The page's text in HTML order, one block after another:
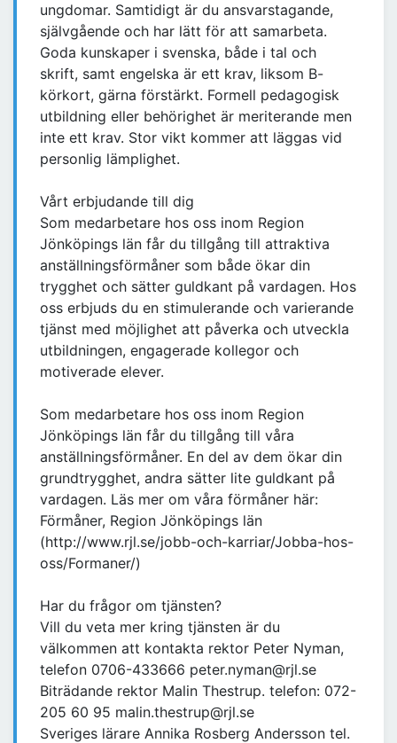
ungdomar. Samtidigt är du ansvarstagande,
självgående och har lätt för att samarbeta.
Goda kunskaper i svenska, både i tal och
skrift, samt engelska är ett krav, liksom B-
körkort, gärna förstärkt. Formell pedagogisk
utbildning eller behörighet är meriterande men
inte ett krav. Stor vikt kommer att läggas vid
personlig lämplighet.
Vårt erbjudande till dig
Som medarbetare hos oss inom Region
Jönköpings län får du tillgång till attraktiva
anställningsförmåner som både ökar din
trygghet och sätter guldkant på vardagen. Hos
oss erbjuds du en stimulerande och varierande
tjänst med möjlighet att påverka och utveckla
utbildningen, engagerade kollegor och
motiverade elever.
Som medarbetare hos oss inom Region
Jönköpings län får du tillgång till våra
anställningsförmåner. En del av dem ökar din
grundtrygghet, andra sätter lite guldkant på
vardagen. Läs mer om våra förmåner här:
Förmåner, Region Jönköpings län
(http://www.rjl.se/jobb-och-karriar/Jobba-hos-
oss/Formaner/)
Har du frågor om tjänsten?
Vill du veta mer kring tjänsten är du
välkommen att kontakta rektor Peter Nyman,
telefon 0706-433666 peter.nyman@rjl.se
Biträdande rektor Malin Thestrup. telefon: 072-
205 60 95 malin.thestrup@rjl.se
Sveriges lärare Annika Rosberg Andersson tel.